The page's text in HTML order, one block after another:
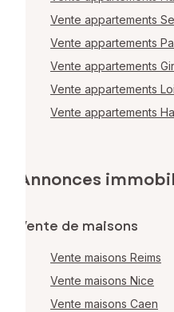
Vente appartements
Vente appartements
Vente appartements
Vente appartements
Vente appartements
Annonces
Vente de maisons
Vente maisons Reims
Vente maisons Nice
Vente maisons Caen